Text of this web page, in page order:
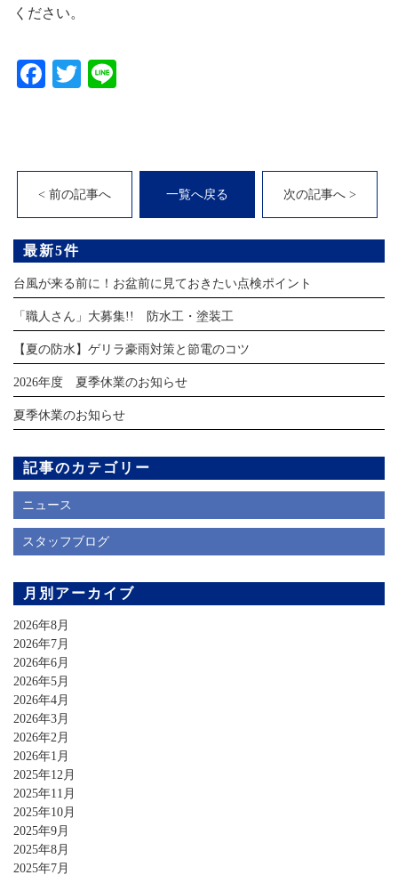
ください。
Facebook
Twitter
< 前の記事へ 一覧へ戻る 次の記事へ >
最新5件
台風が来る前に！お盆前に見ておきたい点検ポイント
「職人さん」大募集!! 防水工・塗装工
【夏の防水】ゲリラ豪雨対策と節電のコツ
2026年度 夏季休業のお知らせ
夏季休業のお知らせ
記事のカテゴリー
ニュース
スタッフブログ
月別アーカイブ
2026年8月
2026年7月
2026年6月
2026年5月
2026年4月
2026年3月
2026年2月
2026年1月
2025年12月
2025年11月
2025年10月
2025年9月
2025年8月
2025年7月